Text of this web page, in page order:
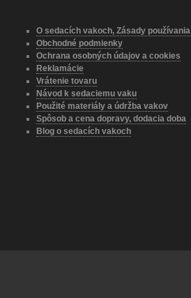
O sedacích vakoch, Zásady používania
Obchodné podmienky
Ochrana osobných údajov a cookies
Reklamácie
Vrátenie tovaru
Návod k sedaciemu vaku
Použité materiály a údržba vakov
Spôsob a cena dopravy, dodacia doba
Blog o sedacích vakoch